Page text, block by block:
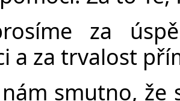
za
a za trvalost
smutno,